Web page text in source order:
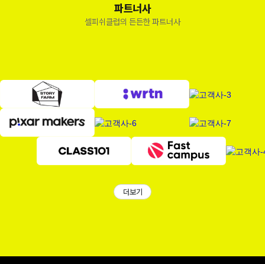
파트너사
셀피쉬클럽의 든든한 파트너사
더보기